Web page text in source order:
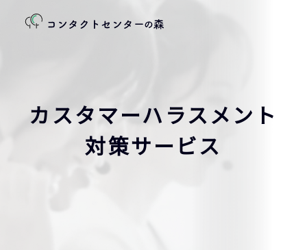
カスタマーハラスメント
対策サービス